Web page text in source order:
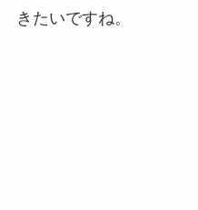
きたいですね。